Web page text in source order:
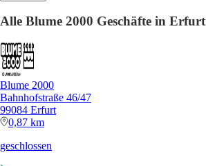
Alle Blume 2000 Geschäfte in Erfurt
Blume 2000
Bahnhofstraße 46/47
99084 Erfurt
0,87 km
geschlossen